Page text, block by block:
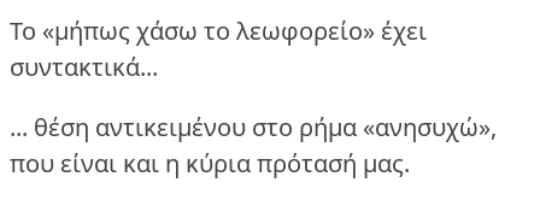
Το «μήπως χάσω το λεωφορείο» έχει
συντακτικά...
... θέση αντικειμένου στο ρήμα «ανησυχώ»,
που είναι και η κύρια πρότασή μας.